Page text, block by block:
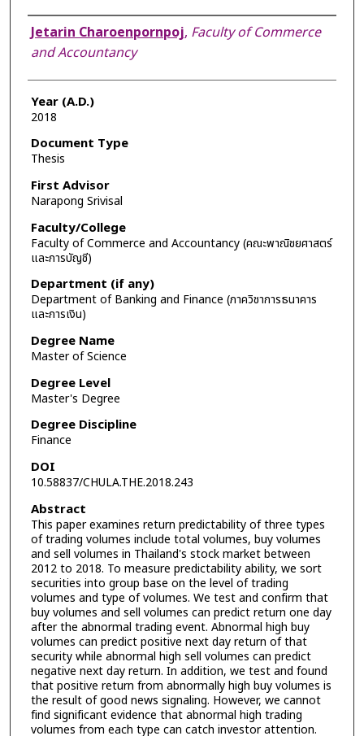
Author
Jetarin Charoenpornpoj, Faculty of Commerce
and Accountancy
Year (A.D.)
2018
Document Type
Thesis
First Advisor
Narapong Srivisal
Faculty/College
Faculty of Commerce and Accountancy (คณะพาณิชยศาสตร์
และการบัญชี)
Department (if any)
Department of Banking and Finance (ภาควิชาการธนาคาร
และการเงิน)
Degree Name
Master of Science
Degree Level
Master's Degree
Degree Discipline
Finance
DOI
10.58837/CHULA.THE.2018.243
Abstract
This paper examines return predictability of three types
of trading volumes include total volumes, buy volumes
and sell volumes in Thailand's stock market between
2012 to 2018. To measure predictability ability, we sort
securities into group base on the level of trading
volumes and type of volumes. We test and confirm that
buy volumes and sell volumes can predict return one day
after the abnormal trading event. Abnormal high buy
volumes can predict positive next day return of that
security while abnormal high sell volumes can predict
negative next day return. In addition, we test and found
that positive return from abnormally high buy volumes is
the result of good news signaling. However, we cannot
find significant evidence that abnormal high trading
volumes from each type can catch investor attention.